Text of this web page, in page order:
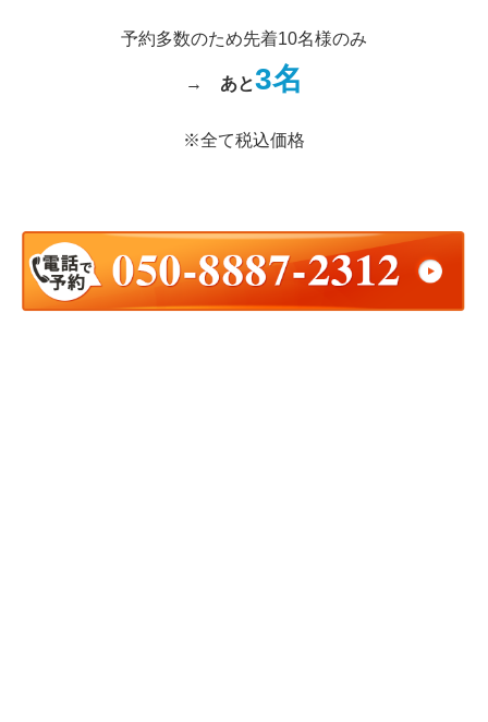
予約多数のため先着10名様のみ
→ あと3名
※全て税込価格